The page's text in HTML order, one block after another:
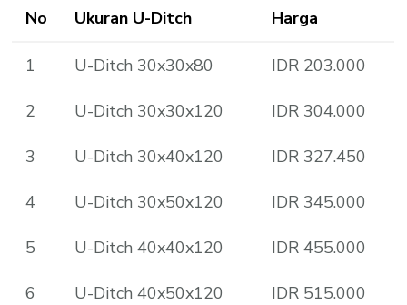
No Ukuran U-Ditch Harga
1 U-Ditch 30x30x80 IDR 203.000
2 U-Ditch 30x30x120 IDR 304.000
3 U-Ditch 30x40x120 IDR 327.450
4 U-Ditch 30x50x120 IDR 345.000
5 U-Ditch 40x40x120 IDR 455.000
6 U-Ditch 40x50x120 IDR 515.000